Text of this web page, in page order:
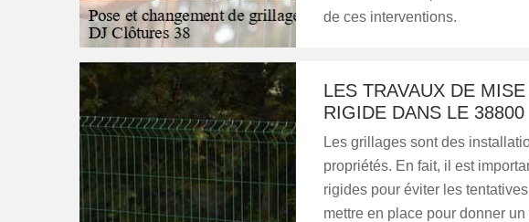
de ces interventions.
LES TRAVAUX DE
RIGIDE DANS LE 38800
Les grillages sont des
propriétés. En fait, il est
rigides pour éviter les
mettre en place pour donner